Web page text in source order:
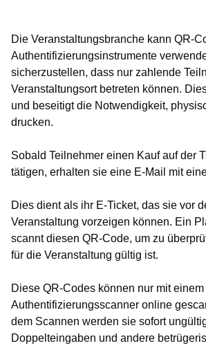
Die Veranstaltungsbranche kann QR-
Authentifizierungsinstrumente
sicherzustellen, dass nur zahlende
Veranstaltungsort betreten können.
und beseitigt die Notwendigkeit,
drucken.
Sobald Teilnehmer einen Kauf auf der
tätigen, erhalten sie eine E-Mail mit
Dies dient als ihr E-Ticket, das sie vor
Veranstaltung vorzeigen können. Ein
scannt diesen QR-Code, um zu
für die Veranstaltung gültig ist.
Diese QR-Codes können nur mit
Authentifizierungsscanner online
dem Scannen werden sie sofort
Doppelteingaben und andere